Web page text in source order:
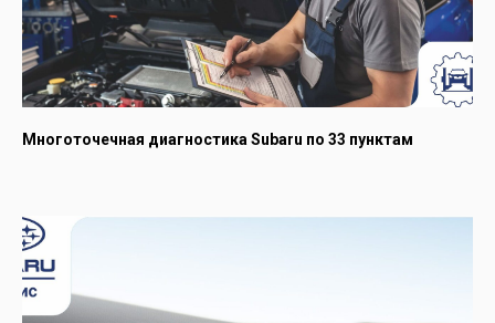
Многоточечная диагностика Subaru по 33 пунктам